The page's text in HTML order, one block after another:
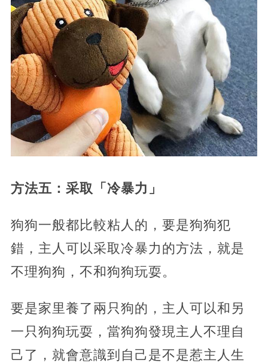
方法五：采取「冷暴力」
狗狗一般都比較粘人的，要是狗狗犯
錯，主人可以采取冷暴力的方法，就是
不理狗狗，不和狗狗玩耍。
要是家里養了兩只狗的，主人可以和另
一只狗狗玩耍，當狗狗發現主人不理自
己了，就會意識到自己是不是惹主人生